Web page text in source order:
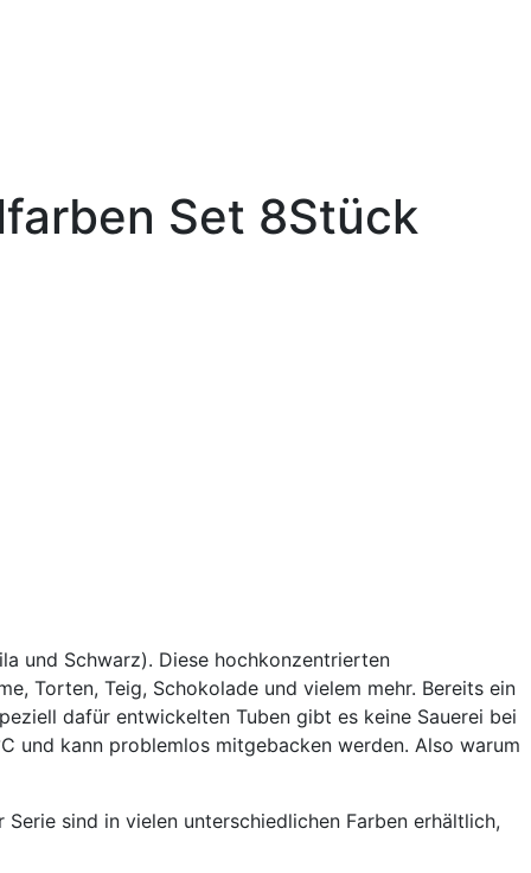
Set 8Stück
und Schwarz). Diese hochkonzentrierten
Torten, Teig, Schokolade und vielem mehr. Bereits ein
dafür entwickelten Tuben gibt es keine Sauerei bei
und kann problemlos mitgebacken werden. Also warum
sind in vielen unterschiedlichen Farben erhältlich,